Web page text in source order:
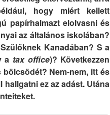
hogy miért kellett
papírhalmazt elolvasni és
az általános iskolában?
Kanadában? S a
a tax office)? Következzen
Nem-nem, itt és
ez az adást. Utána